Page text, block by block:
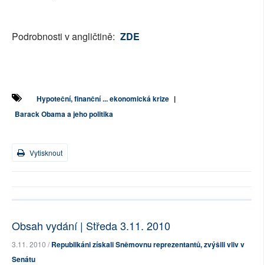
Podrobnosti v angličtině: ZDE
Hypoteční, finanční ... ekonomická krize |
Barack Obama a jeho politika
Vytisknout
Obsah vydání | Středa 3.11. 2010
3.11. 2010 /Republikáni získali Sněmovnu reprezentantů, zvýšili vliv v
Senátu